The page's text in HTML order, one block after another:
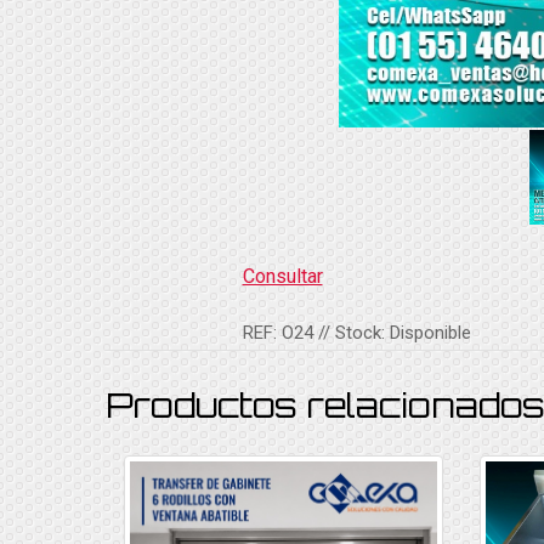
Consultar
REF:O24 // Stock:Disponible
Productos relacionados